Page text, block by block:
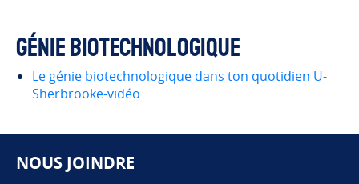
Génie biotechnologique
Le génie biotechnologique dans ton quotidien U-
Sherbrooke-vidéo
Pied de page
NOUS JOINDRE